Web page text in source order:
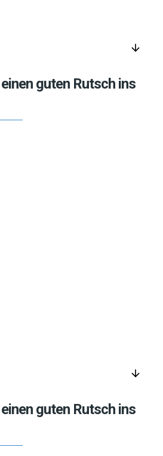
arrow_downward
guten Rutsch ins
arrow_downward
guten Rutsch ins